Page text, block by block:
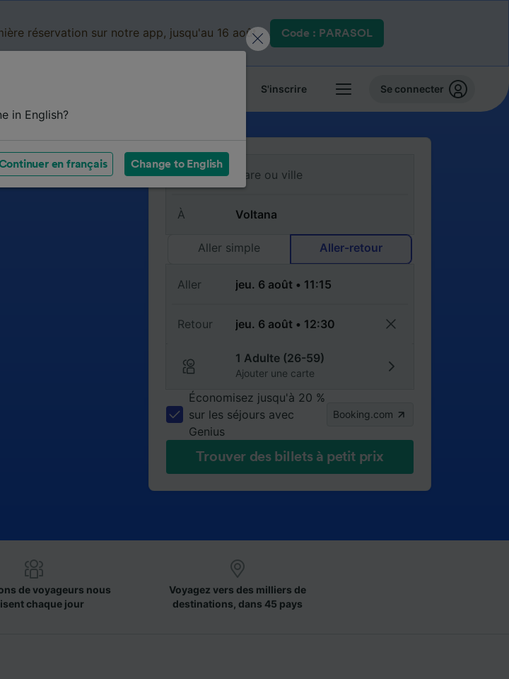
réservation sur notre app, jusqu'au 16 août. Code : PARASOL
S'inscrire Se connecter
De
À
Aller simple Aller-retour
Aller
Retour
1 Adulte (26-59)
Ajouter une carte
Économisez jusqu'à 20 %
sur les séjours avec
Genius
Booking.com
Trouver des billets à petit prix
de voyageurs nous
chaque jour
Voyagez vers des milliers de
destinations, dans 45 pays
in English?
en français Change to English